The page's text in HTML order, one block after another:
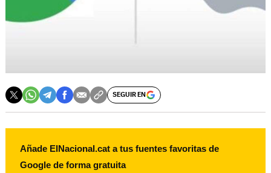
SEGUIR EN
Añade ElNacional.cat a tus fuentes favoritas de
Google de forma gratuita